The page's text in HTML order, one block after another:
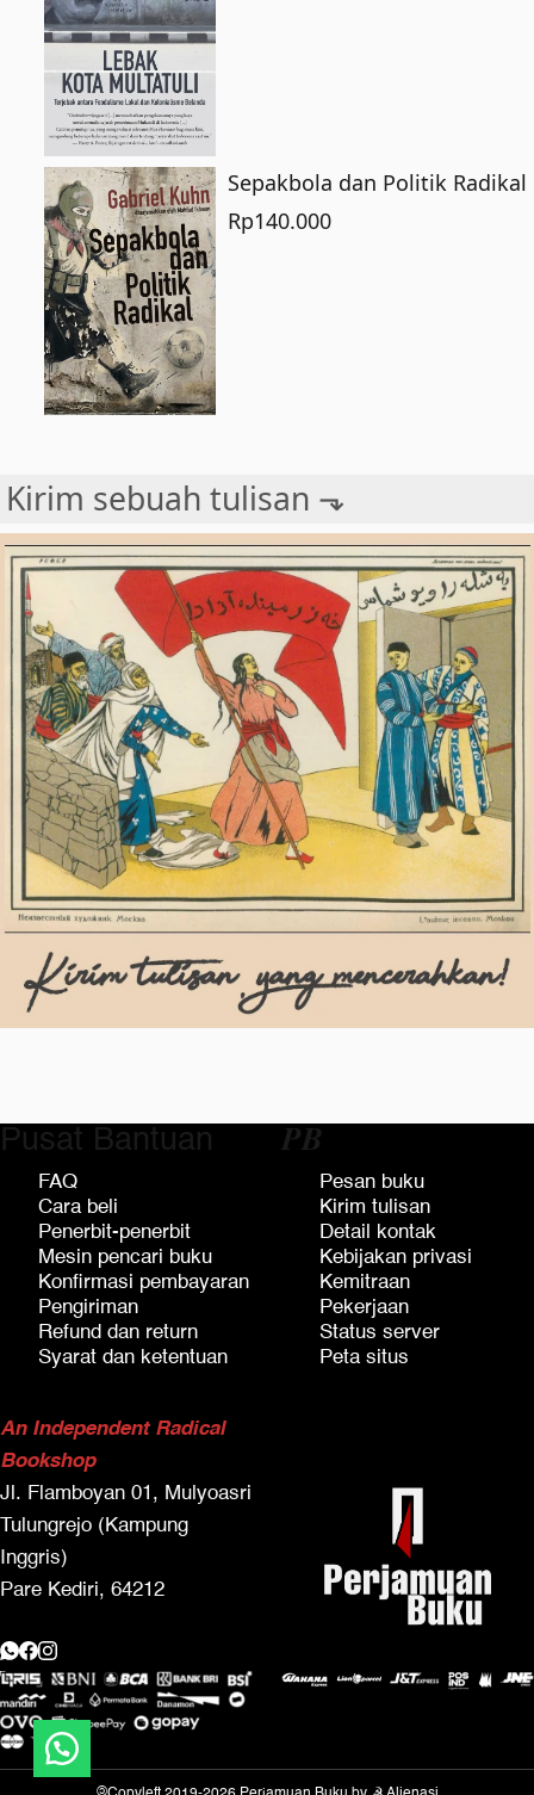
Sepakbola dan Politik Radikal
Rp140.000
Kirim sebuah tulisan ⬎
Pusat Bantuan
FAQ
Cara beli
Penerbit-penerbit
Mesin pencari buku
Konfirmasi pembayaran
Pengiriman
Refund dan return
Syarat dan ketentuan
𝑷𝑩
Pesan buku
Kirim tulisan
Detail kontak
Kebijakan privasi
Kemitraan
Pekerjaan
Status server
Peta situs
An Independent Radical
Bookshop
Jl. Flamboyan 01, Mulyoasri
Tulungrejo (Kampung
Inggris)
Pare Kediri, 64212
©